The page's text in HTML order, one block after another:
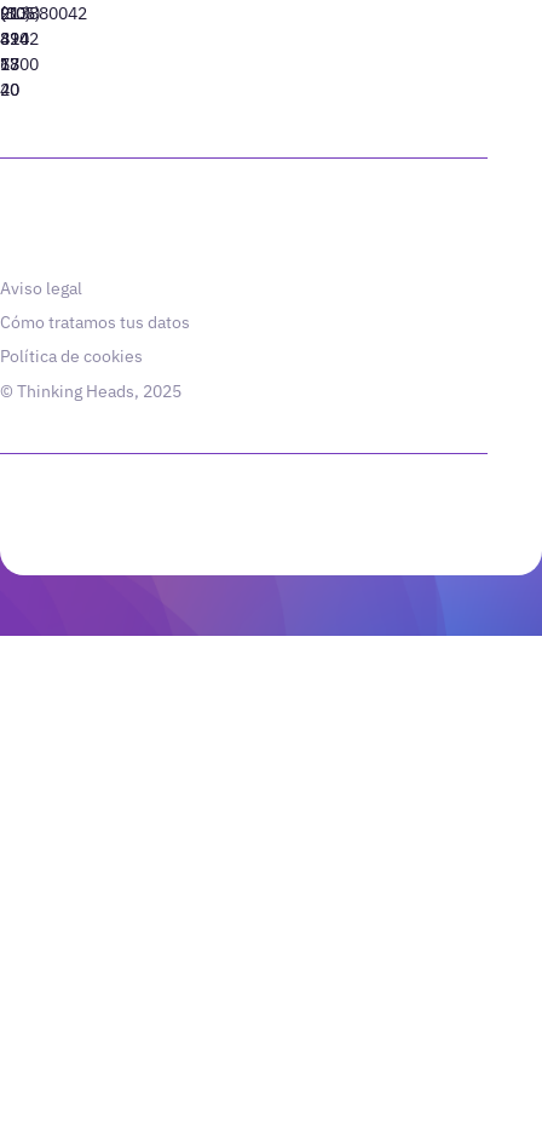
91
310
77
40
(305)
424
13
20
(10)
8942
6800
213880042
Aviso legal
Cómo tratamos tus datos
Política de cookies
© Thinking Heads, 2025